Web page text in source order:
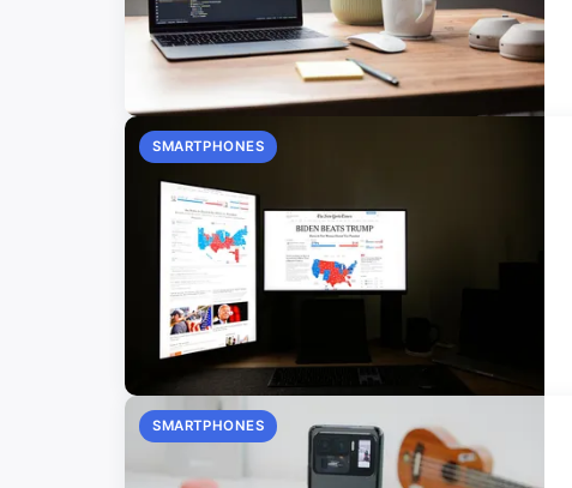
SMARTPHONES
SMARTPHONES